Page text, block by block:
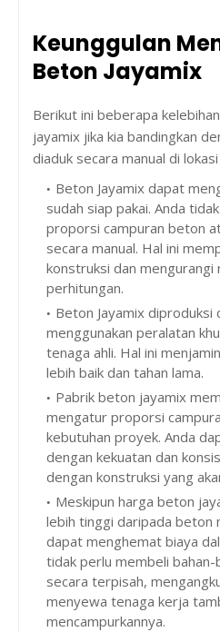
Keunggulan
Beton Jayamix
Berikut ini beberapa
jayamix jika kia bandingkan
diaduk secara manual di
Beton Jayamix dapat
sudah siap pakai. Anda
proporsi campuran beton
secara manual. Hal ini
konstruksi dan mengurangi
perhitungan.
Beton Jayamix diproduksi
menggunakan peralatan
tenaga ahli. Hal ini
lebih baik dan tahan lama.
Pabrik beton jayamix
mengatur proporsi
kebutuhan proyek. Anda
dengan kekuatan dan
dengan konstruksi yang
Meskipun harga beton
lebih tinggi daripada beton
dapat menghemat biaya
tidak perlu membeli
secara terpisah,
menyewa tenaga kerja
mencampurkannya.